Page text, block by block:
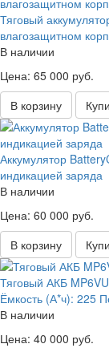
Тяговый
влагозащитном
В наличии
Цена: 65 000 руб.
В корзину
Аккумулятор
индикацией заряда
В наличии
Цена: 60 000 руб.
В корзину
Тяговый АКБ
Ёмкость (А*ч): 225
В наличии
Цена: 40 000 руб.